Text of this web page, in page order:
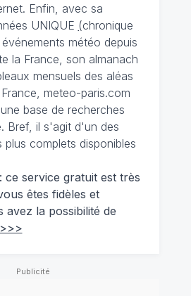
Enfin, avec sa
UNIQUE (chronique
météo depuis
la France, son almanach
mensuels des aléas
meteo-paris.com
base de recherches
Bref, il s'agit d'un des
plus complets disponibles
ce service gratuit est très
êtes fidèles et
avez la possibilité de